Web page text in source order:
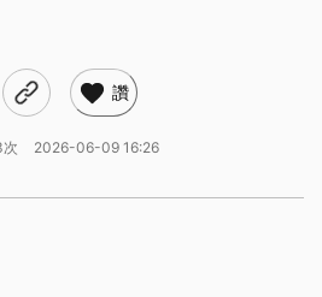
讚
2026-06-09 16:26